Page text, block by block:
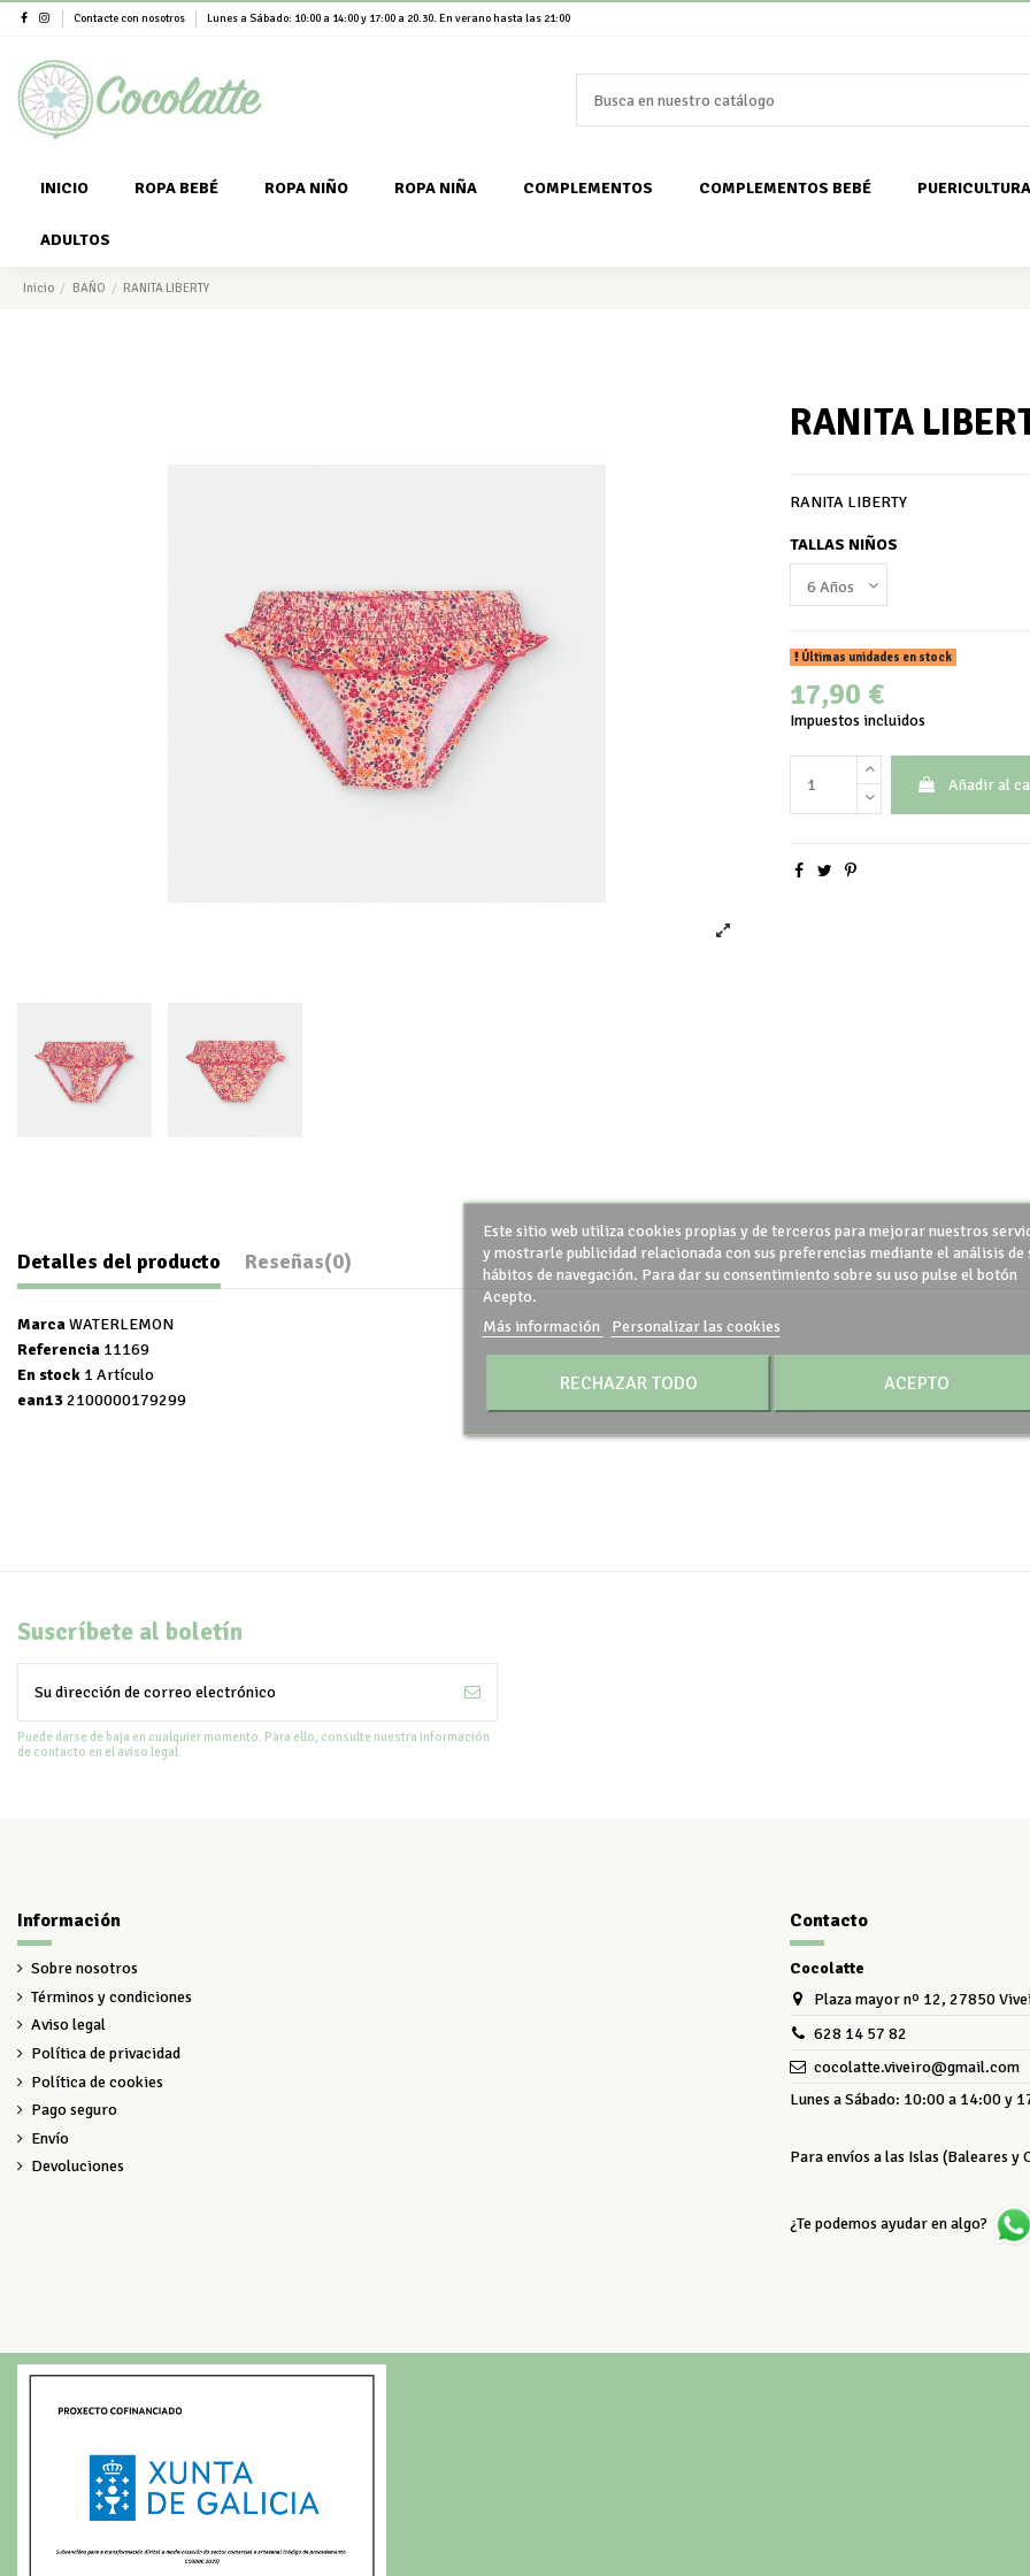
Contacte con nosotros Lunes a Sábado: 10:00 a 14:00 y 17:00 a 20.30. En verano hasta las 21:00
INICIO ROPA BEBÉ ROPA NIÑO ROPA NIÑA COMPLEMENTOS COMPLEMENTOS BEBÉ PUERICULTURA
ADULTOS
Inicio BAÑO RANITA LIBERTY
RANITA
RANITA LIBERTY
TALLAS NIÑOS
Últimas unidades en stock
17,90 €
Impuestos incluidos
Añadir al
Detalles del producto Reseñas(0)
MarcaWATERLEMON
Referencia 11169
En stock 1 Artículo
ean132100000179299
Suscríbete al boletín
Puede darse de baja en cualquier momento. Para ello, consulte nuestra información
de contacto en el aviso legal.
Información
Sobre nosotros
Términos y condiciones
Aviso legal
Política de privacidad
Política de cookies
Pago seguro
Envío
Devoluciones
Contacto
Cocolatte
Plaza mayor nº 12, 27850
628 14 57 82
cocolatte.viveiro@gmail.com
Lunes a Sábado: 10:00 a 14:00 y
Para envíos a las Islas (Baleares
¿Te podemos ayudar en algo?
Este sitio web utiliza cookies propias y de terceros para mejorar nuestros
y mostrarle publicidad relacionada con sus preferencias mediante el análisis de
hábitos de navegación. Para dar su consentimiento sobre su uso pulse el botón
Acepto.
Más información
Personalizar las cookies
RECHAZAR TODO ACEPTO